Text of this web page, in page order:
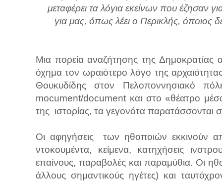
μεταφέρει τα λόγια εκείνων που έζησαν
για μας, όπως λέει ο Περικλής, όποιος
Μια πορεία αναζήτησης της Δημοκρατίας
όχημα τον ωραιότερο λόγο της
Θουκυδίδης στον Πελοποννησιακό
mocument/document και στο «θέατρο
της ιστορίας, τα γεγονότα παρατάσσονται
Οι αφηγήσεις των ηθοποιών εκκινούν
ντοκουμέντα, κείμενα, κατηχήσεις
επαίνους, παραβολές και παραμύθια. Οι
άλλους σημαντικούς ηγέτες) και